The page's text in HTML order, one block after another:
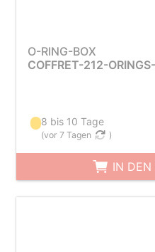
O-RING-BOX
COFFRET-212-
8 bis 10 Tage
(vor 7 Tagen )
IN DEN